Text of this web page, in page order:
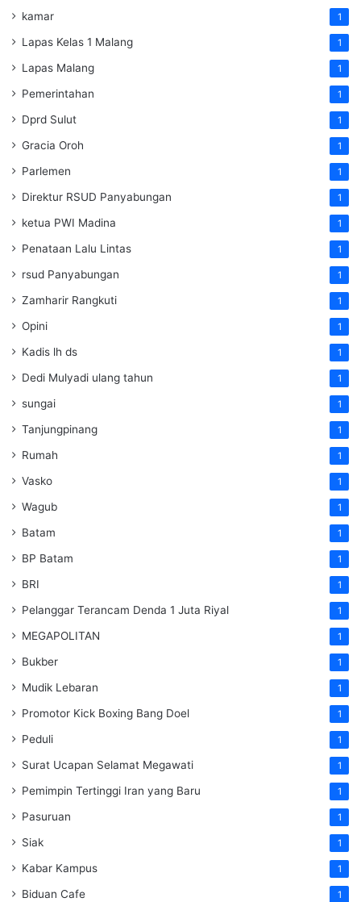
kamar 1
Lapas Kelas 1 Malang 1
Lapas Malang 1
Pemerintahan 1
Dprd Sulut 1
Gracia Oroh 1
Parlemen 1
Direktur RSUD Panyabungan 1
ketua PWI Madina 1
Penataan Lalu Lintas 1
rsud Panyabungan 1
Zamharir Rangkuti 1
Opini 1
Kadis lh ds 1
Dedi Mulyadi ulang tahun 1
sungai 1
Tanjungpinang 1
Rumah 1
Vasko 1
Wagub 1
Batam 1
BP Batam 1
BRI 1
Pelanggar Terancam Denda 1 Juta Riyal 1
MEGAPOLITAN 1
Bukber 1
Mudik Lebaran 1
Promotor Kick Boxing Bang Doel 1
Peduli 1
Surat Ucapan Selamat Megawati 1
Pemimpin Tertinggi Iran yang Baru 1
Pasuruan 1
Siak 1
Kabar Kampus 1
Biduan Cafe 1